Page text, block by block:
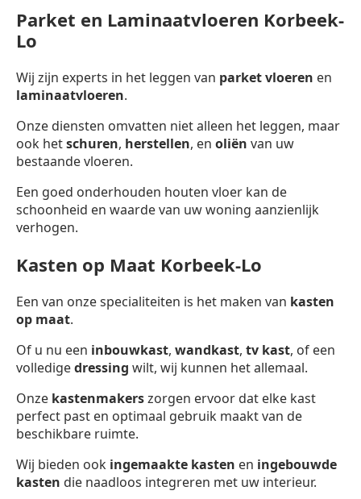
Parket en Laminaatvloeren Korbeek-
Lo
Wij zijn experts in het leggen van parket vloeren en
laminaatvloeren.
Onze diensten omvatten niet alleen het leggen, maar
ook hetschuren, herstellen, en oliën van uw
bestaande vloeren.
Een goed onderhouden houten vloer kan de
schoonheid en waarde van uw woning aanzienlijk
verhogen.
Kasten op Maat Korbeek-Lo
Een van onze specialiteiten is het maken van kasten
op maat.
Of u nu een inbouwkast, wandkast, tv kast, of een
volledigedressing wilt, wij kunnen het allemaal.
Onze kastenmakerszorgen ervoor dat elke kast
perfect past en optimaal gebruik maakt van de
beschikbare ruimte.
Wij bieden ook ingemaakte kasten en ingebouwde
kasten die naadloos integreren met uw interieur.